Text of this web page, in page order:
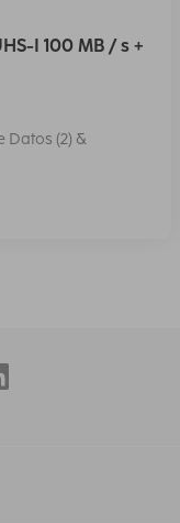
I 100 MB / s +
Datos (2) &